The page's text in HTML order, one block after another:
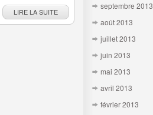
LIRE LA SUITE
septembre 2013
août 2013
juillet 2013
juin 2013
mai 2013
avril 2013
février 2013